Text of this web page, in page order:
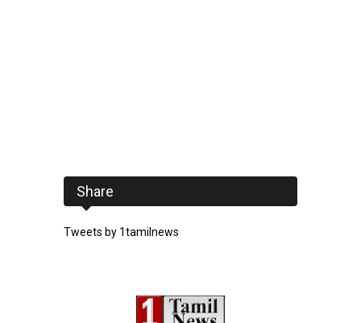
Share
Tweets by 1tamilnews